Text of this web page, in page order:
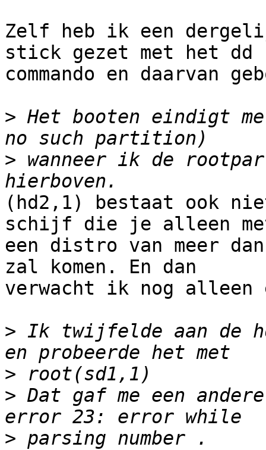
Zelf heb ik een
stick gezet met het dd
commando en daarvan
> Het booten eindigt
> wanneer ik de
(hd2,1) bestaat ook
schijf die je alleen
een distro van meer
zal komen. En dan
verwacht ik nog
> Ik twijfelde aan de
>
> Dat gaf me een
>